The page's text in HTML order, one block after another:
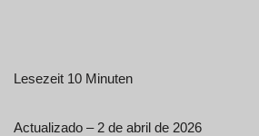
Lesezeit 10 Minuten
Actualizado – 2 de abril de 2026